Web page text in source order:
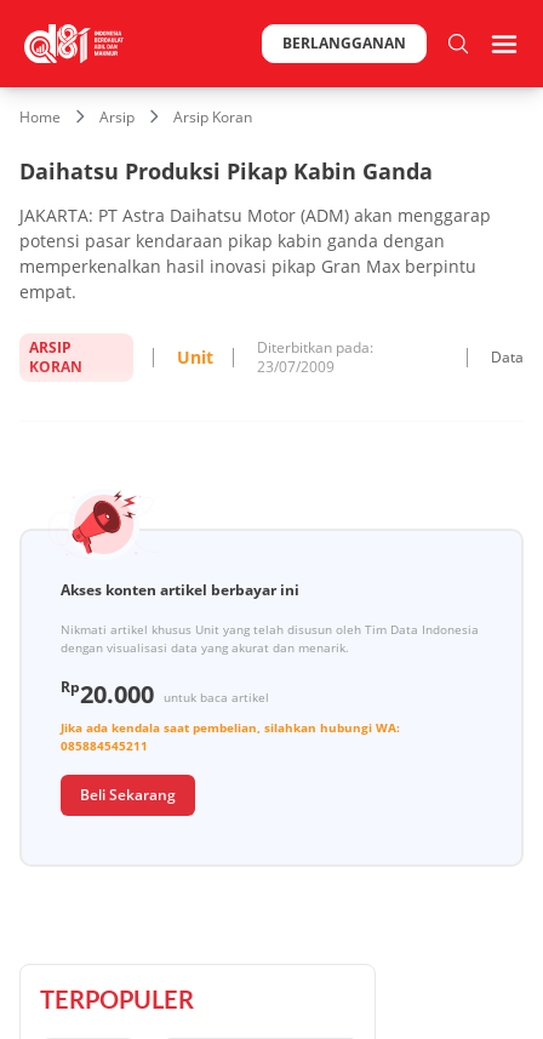
BERLANGGANAN
Home Arsip Arsip Koran
Daihatsu Produksi Pikap Kabin Ganda
JAKARTA: PT Astra Daihatsu Motor (ADM) akan menggarap
potensi pasar kendaraan pikap kabin ganda dengan
memperkenalkan hasil inovasi pikap Gran Max berpintu
empat.
ARSIP
KORAN
Unit
Diterbitkan pada:
23/07/2009
Data
Akses konten artikel berbayar ini
Nikmati artikel khusus Unit yang telah disusun oleh Tim Data Indonesia
dengan visualisasi data yang akurat dan menarik.
Rp20.000
untuk baca artikel
Jika ada kendala saat pembelian, silahkan hubungi WA:
085884545211
Beli Sekarang
TERPOPULER